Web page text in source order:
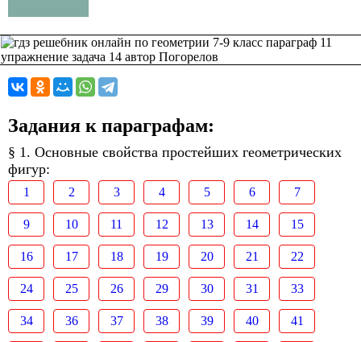
Задания к параграфам:
§ 1. Основные свойства простейших геометрических
фигур:
1 2 3 4 5 6 7
9 10 11 12 13 14 15
16 17 18 19 20 21 22
24 25 26 29 30 31 33
34 36 37 38 39 40 41